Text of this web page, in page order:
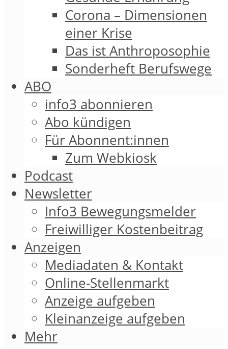
Corona – Dimensionen
einer Krise
Das ist Anthroposophie
Sonderheft Berufswege
ABO
info3 abonnieren
Abo kündigen
Für Abonnent:innen
Zum Webkiosk
Podcast
Newsletter
Info3 Bewegungsmelder
Freiwilliger Kostenbeitrag
Anzeigen
Mediadaten & Kontakt
Online-Stellenmarkt
Anzeige aufgeben
Kleinanzeige aufgeben
Mehr